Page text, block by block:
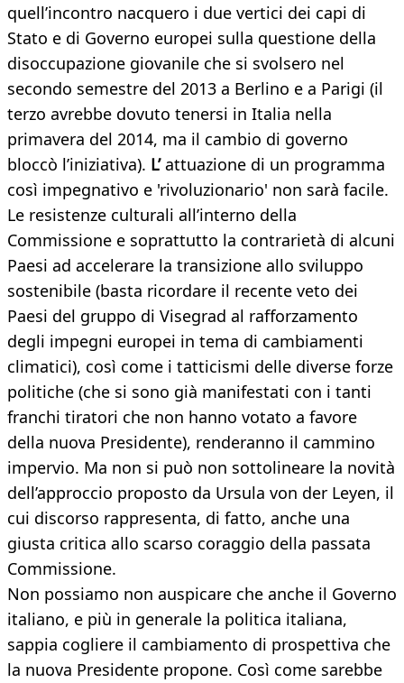
quell’incontro nacquero i due vertici dei capi di
Stato e di Governo europei sulla questione della
disoccupazione giovanile che si svolsero nel
secondo semestre del 2013 a Berlino e a Parigi (il
terzo avrebbe dovuto tenersi in Italia nella
primavera del 2014, ma il cambio di governo
bloccò l’iniziativa). L’attuazione di un programma
così impegnativo e 'rivoluzionario' non sarà facile.
Le resistenze culturali all’interno della
Commissione e soprattutto la contrarietà di alcuni
Paesi ad accelerare la transizione allo sviluppo
sostenibile (basta ricordare il recente veto dei
Paesi del gruppo di Visegrad al rafforzamento
degli impegni europei in tema di cambiamenti
climatici), così come i tatticismi delle diverse forze
politiche (che si sono già manifestati con i tanti
franchi tiratori che non hanno votato a favore
della nuova Presidente), renderanno il cammino
impervio. Ma non si può non sottolineare la novità
dell’approccio proposto da Ursula von der Leyen, il
cui discorso rappresenta, di fatto, anche una
giusta critica allo scarso coraggio della passata
Commissione.
Non possiamo non auspicare che anche il Governo
italiano, e più in generale la politica italiana,
sappia cogliere il cambiamento di prospettiva che
la nuova Presidente propone. Così come sarebbe